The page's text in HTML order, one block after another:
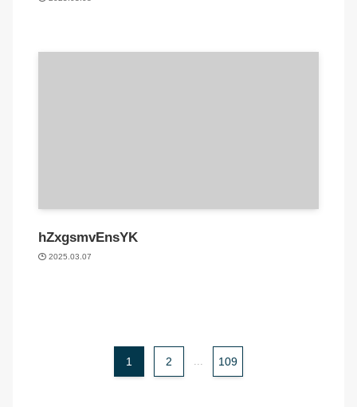
hZxgsmvEnsYK
2025.03.07
1 2 109